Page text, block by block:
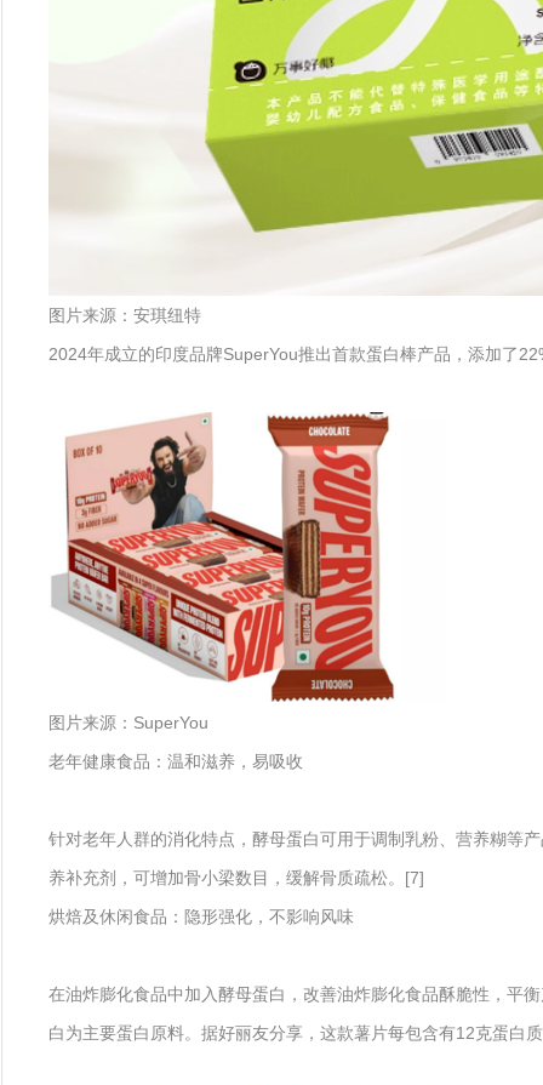
图片来源：安琪纽特
2024年成立的印度品牌SuperYou推出首款蛋白棒产品，添加了
图片来源：SuperYou
老年健康食品：温和滋养，易吸收
针对老年人群的消化特点，酵母蛋白可用于调制乳粉、营养糊等
养补充剂，可增加骨小梁数目，缓解骨质疏松。[7]
烘焙及休闲食品：隐形强化，不影响风味
在油炸膨化食品中加入酵母蛋白，改善油炸膨化食品酥脆性，平
白为主要蛋白原料。据好丽友分享，这款薯片每包含有12克蛋白